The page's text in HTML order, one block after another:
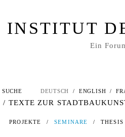
INSTITUT
Ein
SUCHE DEUTSCH / ENGLISH /
/ TEXTE ZUR
PROJEKTE / SEMINARE / THESIS